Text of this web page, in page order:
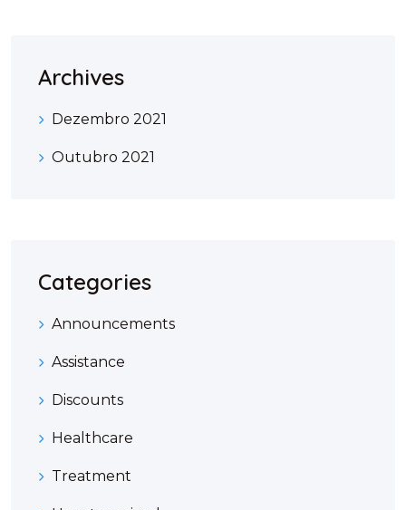
Archives
Dezembro 2021
Outubro 2021
Categories
Announcements
Assistance
Discounts
Healthcare
Treatment